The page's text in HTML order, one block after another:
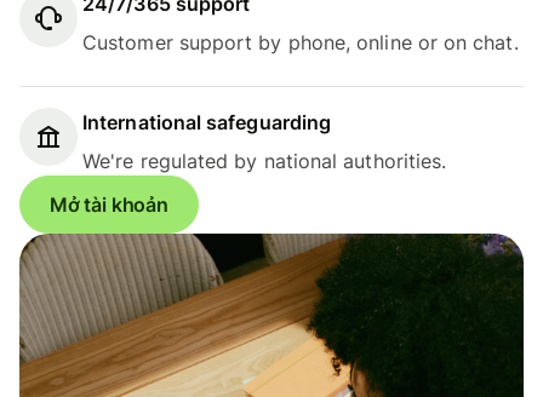
Customer support by phone, online or on chat.
International safeguarding
We're regulated by national authorities.
Mở tài khoản